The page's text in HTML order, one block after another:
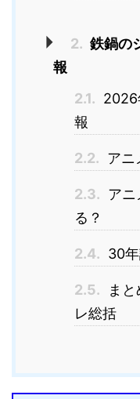
2. 鉄鍋の
報
2.1. 2026
報
2.2. アニ
2.3. アニ
る？
2.4. 30
2.5.
ま
レ総括